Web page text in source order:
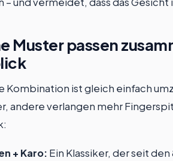
Muster passen
Kombination ist gleich einfach
andere verlangen mehr
+ Karo: Ein Klassiker, der seit